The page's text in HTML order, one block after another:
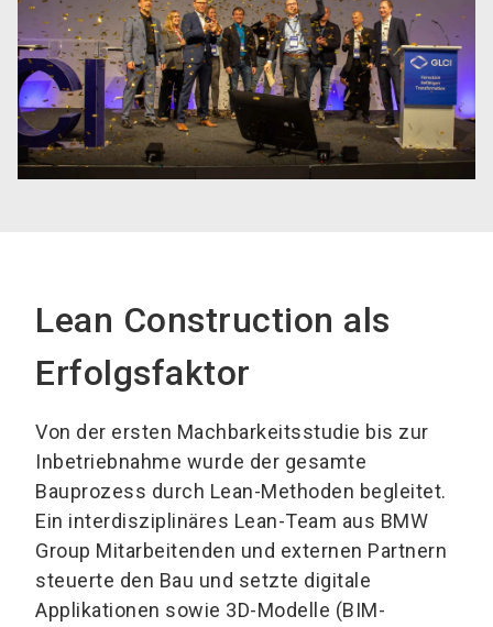
Lean Construction als
Erfolgsfaktor
Von der ersten Machbarkeitsstudie bis zur
Inbetriebnahme wurde der gesamte
Bauprozess durch Lean-Methoden begleitet.
Ein interdisziplinäres Lean-Team aus BMW
Group Mitarbeitenden und externen Partnern
steuerte den Bau und setzte digitale
Applikationen sowie 3D-Modelle (BIM-